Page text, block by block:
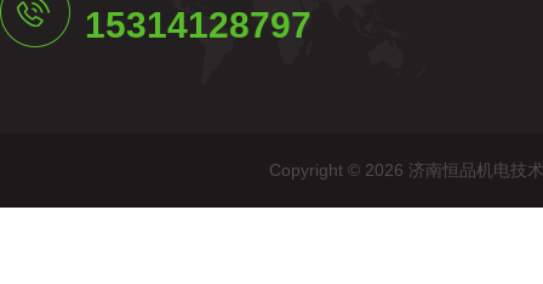
15314128797
Copyright © 2026 济南恒品机电技